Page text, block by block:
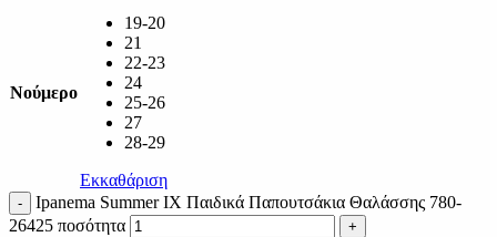
Νούμερο
19-20
21
22-23
24
25-26
27
28-29
Εκκαθάριση
Ipanema Summer IX Παιδικά Παπουτσάκια Θαλάσσης 780-
26425 ποσότητα